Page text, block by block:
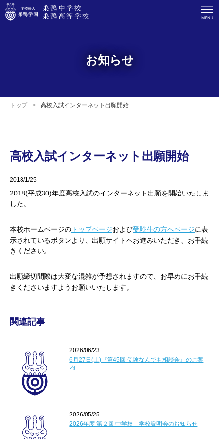
お知らせ
トップ 高校入試インターネット出願開始
高校入試インターネット出願開始
2018/1/25
2018(平成30)年度高校入試のインターネット出願を開始いたしま
した。
本校ホームページの トップページおよび受験生の方へページに表
示されているボタンより、出願サイトへお進みいただき、お手続
きください。
出願締切間際は大変な混雑が予想されますので、お早めにお手続
きくださいますようお願いいたします。
関連記事
2026/06/23
6月27日(土)『第45回 受験なんでも相談会』のご案
内
2026/05/25
2026年度 第２回 中学校 学校説明会のお知らせ